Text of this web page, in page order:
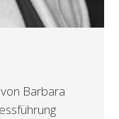
Barbara